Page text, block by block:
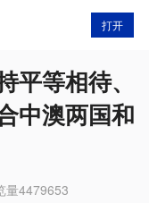
打开
等相待、
中澳两国和
量4479653